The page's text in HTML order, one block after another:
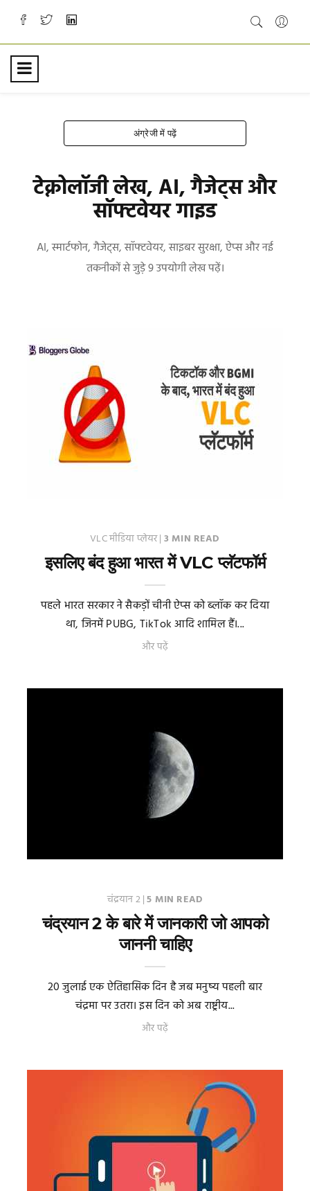
अंग्रेजी में पढ़ें
टेक्नोलॉजी लेख, AI, गैजेट्स और
सॉफ्टवेयर गाइड
AI, स्मार्टफोन, गैजेट्स, सॉफ्टवेयर, साइबर सुरक्षा, ऐप्स और नई
तकनीकों से जुड़े 9 उपयोगी लेख पढ़ें।
VLC मीडिया प्लेयर| 3 MIN READ
इसलिए बंद हुआ भारत में VLC प्लॅटफॉर्म
पहले भारत सरकार ने सैकड़ों चीनी ऐप्स को ब्लॉक कर दिया
था, जिनमें PUBG, TikTok आदि शामिल हैं।...
और पढ़ें
चंद्रयान 2|5 MIN READ
चंद्रयान 2 के बारे में जानकारी जो आपको
जाननी चाहिए
20 जुलाई एक ऐतिहासिक दिन है जब मनुष्य पहली बार
चंद्रमा पर उतरा। इस दिन को अब राष्ट्रीय...
और पढ़ें